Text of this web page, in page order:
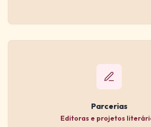
Parcerias
Editoras e projetos